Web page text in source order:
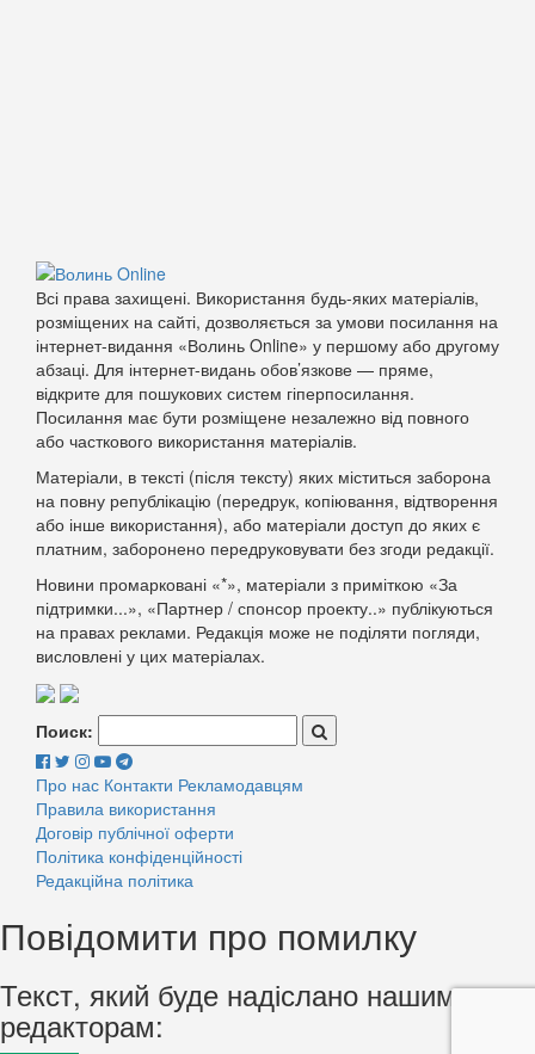
Всі права захищені. Використання будь-яких матеріалів,
розміщених на сайті, дозволяється за умови посилання на
інтернет-видання «Волинь Online» у першому або другому
абзаці. Для інтернет-видань обов’язкове — пряме,
відкрите для пошукових систем гіперпосилання.
Посилання має бути розміщене незалежно від повного
або часткового використання матеріалів.
Матеріали, в тексті (після тексту) яких міститься заборона
на повну републікацію (передрук, копіювання, відтворення
або інше використання), або матеріали доступ до яких є
платним, заборонено передруковувати без згоди редакції.
Новини промарковані «*», матеріали з приміткою «За
підтримки...», «Партнер / спонсор проекту..» публікуються
на правах реклами. Редакція може не поділяти погляди,
висловлені у цих матеріалах.
Поиск:
Про нас Контакти Рекламодавцям
Правила використання
Договір публічної оферти
Політика конфіденційності
Редакційна політика
Повідомити про помилку
Текст, який буде надіслано нашим
редакторам: